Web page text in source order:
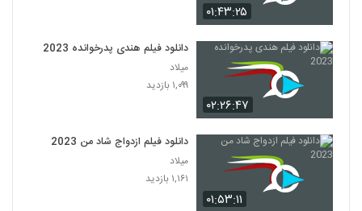
۰۱:۴۳:۲۵
۰۲:۲۶:۴۷
دانلود فیلم هندی پدرخوانده 2023
میلاد
۱,۰۹۹ بازدید
۰۱:۵۳:۱۱
دانلود فیلم ازدواج شاد من 2023
میلاد
۱,۱۶۱ بازدید